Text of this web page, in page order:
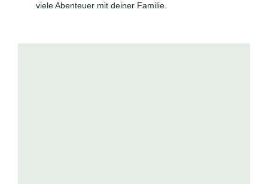
viele Abenteuer mit deiner Familie.